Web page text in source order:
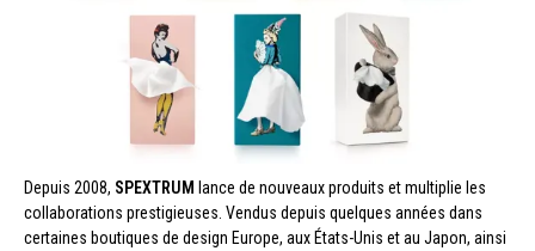
Depuis 2008, SPEXTRUM lance de nouveaux produits et multiplie les
collaborations prestigieuses. Vendus depuis quelques années dans
certaines boutiques de design Europe, aux États-Unis et au Japon, ainsi